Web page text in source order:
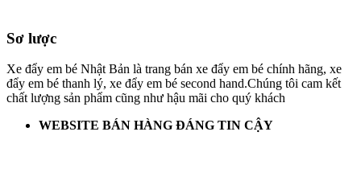
Sơ lược
Xe đẩy em bé Nhật Bản là trang bán xe đẩy em bé chính hãng, xe
đẩy em bé thanh lý, xe đẩy em bé second hand.Chúng tôi cam kết
chất lượng sản phẩm cũng như hậu mãi cho quý khách
WEBSITE BÁN HÀNG ĐÁNG TIN CẬY